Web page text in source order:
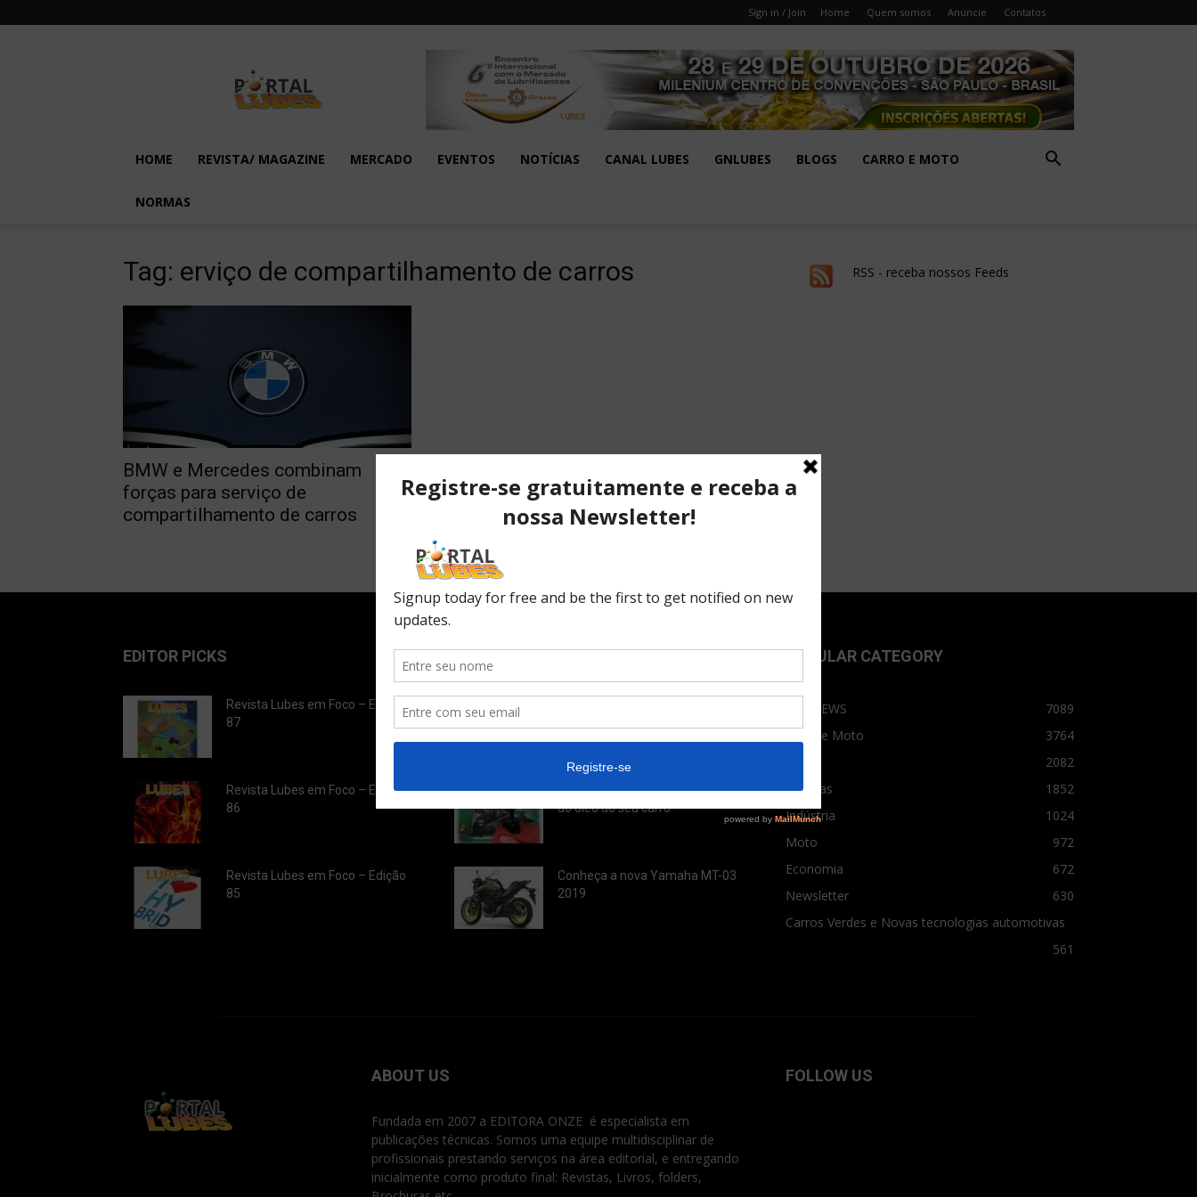
Sign in / Join Home Quem somos Anuncie Contatos
em
Foco
HOME REVISTA/ MAGAZINE MERCADO EVENTOS NOTÍCIAS CANAL LUBES GNLUBES BLOGS CARRO E MOTO
NORMAS
Tag: erviço de compartilhamento de carros
BMW e Mercedes combinam
forças para serviço de
compartilhamento de carros
RSS - receba nossos Feeds
EDITOR PICKS
Revista Lubes em Foco – Edição
87
Revista Lubes em Foco – Edição
86
Revista Lubes em Foco – Edição
85
POPULAR POSTS
desempenho...
10 causas da queda de pressão
do óleo do seu carro
Conheça a nova Yamaha MT-03
2019
POPULAR CATEGORY
TOPNEWS
7089
Carro e Moto
3764
2082
Notícias
1852
Indústria
1024
Moto
972
Economia
672
Newsletter
630
Carros Verdes e Novas tecnologias automotivas
561
ABOUT US
Fundada em 2007 a EDITORA ONZE é especialista em
publicações técnicas. Somos uma equipe multidisciplinar de
profissionais prestando serviços na área editorial, e entregando
inicialmente como produto final: Revistas, Livros, folders,
FOLLOW US